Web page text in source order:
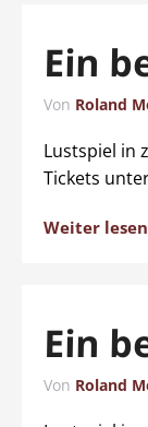
Ein
Von Roland
Lustspiel in
Tickets
Weiter lesen
Ein
Von Roland